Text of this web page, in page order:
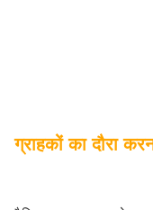
ग्राहकों का दौरा